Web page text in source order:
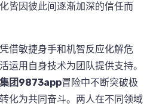
皆因彼此间逐渐加深的信任而
借敏捷身手和机智反应化解危
运用自身技术为团队提供支持。
团9873app冒险中不断突破极
化为共同奋斗。两人在不同领域